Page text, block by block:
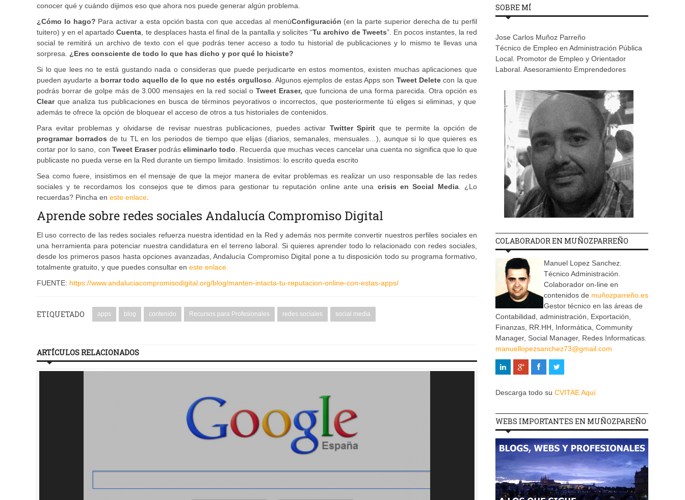
conocer qué y cuándo dijimos eso que ahora nos puede generar algún problema.
¿Cómo lo hago? Para activar a esta opción basta con que accedas al menúConfiguración (en la parte superior derecha de tu perfil
tuitero) y en el apartadoCuenta, te desplaces hasta el final de la pantalla y solicites “Tu archivo de Tweets”. En pocos instantes, la red
social te remitirá un archivo de texto con el que podrás tener acceso a todo tu historial de publicaciones y lo mismo te llevas una
sorpresa. ¿Eres consciente de todo lo que has dicho y por qué lo hiciste?
Si lo que lees no te está gustando nada o consideras que puede perjudicarte en estos momentos, existen muchas aplicaciones que
pueden ayudarte a borrar todo aquello de lo que no estés orgulloso. Algunos ejemplos de estas Apps son Tweet Delete con la que
podrás borrar de golpe más de 3.000 mensajes en la red social o Tweet Eraser, que funciona de una forma parecida. Otra opción es
Clearque analiza tus publicaciones en busca de términos peyorativos o incorrectos, que posteriormente tú eliges si eliminas, y que
además te ofrece la opción de bloquear el acceso de otros a tus historiales de contenidos.
Para evitar problemas y olvidarse de revisar nuestras publicaciones, puedes activar Twitter Spirit que te permite la opción de
programar borrados de tu TL en los periodos de tiempo que elijas (diarios, semanales, mensuales…), aunque si lo que quieres es
cortar por lo sano, con Tweet Eraserpodráseliminarlo todo. Recuerda que muchas veces cancelar una cuenta no significa que lo que
publicaste no pueda verse en la Red durante un tiempo limitado. Insistimos: lo escrito queda escrito
Sea como fuere, insistimos en el mensaje de que la mejor manera de evitar problemas es realizar un uso responsable de las redes
sociales y te recordamos los consejos que te dimos para gestionar tu reputación online ante una crisis en Social Media. ¿Lo
recuerdas? Pincha en este enlace.
Aprende sobre redes sociales Andalucía Compromiso Digital
El uso correcto de las redes sociales refuerza nuestra identidad en la Red y además nos permite convertir nuestros perfiles sociales en
una herramienta para potenciar nuestra candidatura en el terreno laboral. Si quieres aprender todo lo relacionado con redes sociales,
desde los primeros pasos hasta opciones avanzadas, Andalucía Compromiso Digital pone a tu disposición todo su programa formativo,
totalmente gratuito, y que puedes consultar en este enlace.
FUENTE: https://www.andaluciacompromisodigital.org/blog/manten-intacta-tu-reputacion-online-con-estas-apps/
ETIQUETADO apps blog contenido Recursos para Profesionales redes sociales social media
ARTÍCULOS RELACIONADOS
SOBRE MÍ
Jose Carlos Muñoz Parreño
Técnico de Empleo en Administración Pública
Local. Promotor de Empleo y Orientador
Laboral. Asesoramiento Emprendedores
COLABORADOR EN MUÑOZPARREÑO
Manuel Lopez Sanchez.
Técnico Administración.
Colaborador on-line en
contenidos de muñozparreño.es
Gestor técnico en las áreas de
Contabilidad, administración, Exportación,
Finanzas, RR.HH, Informática, Community
Manager, Social Manager, Redes Informaticas.
manuellopezsanchez73@gmail.com
Descarga todo su CVITAE Aquí
WEBS IMPORTANTES EN MUÑOZPAREÑO